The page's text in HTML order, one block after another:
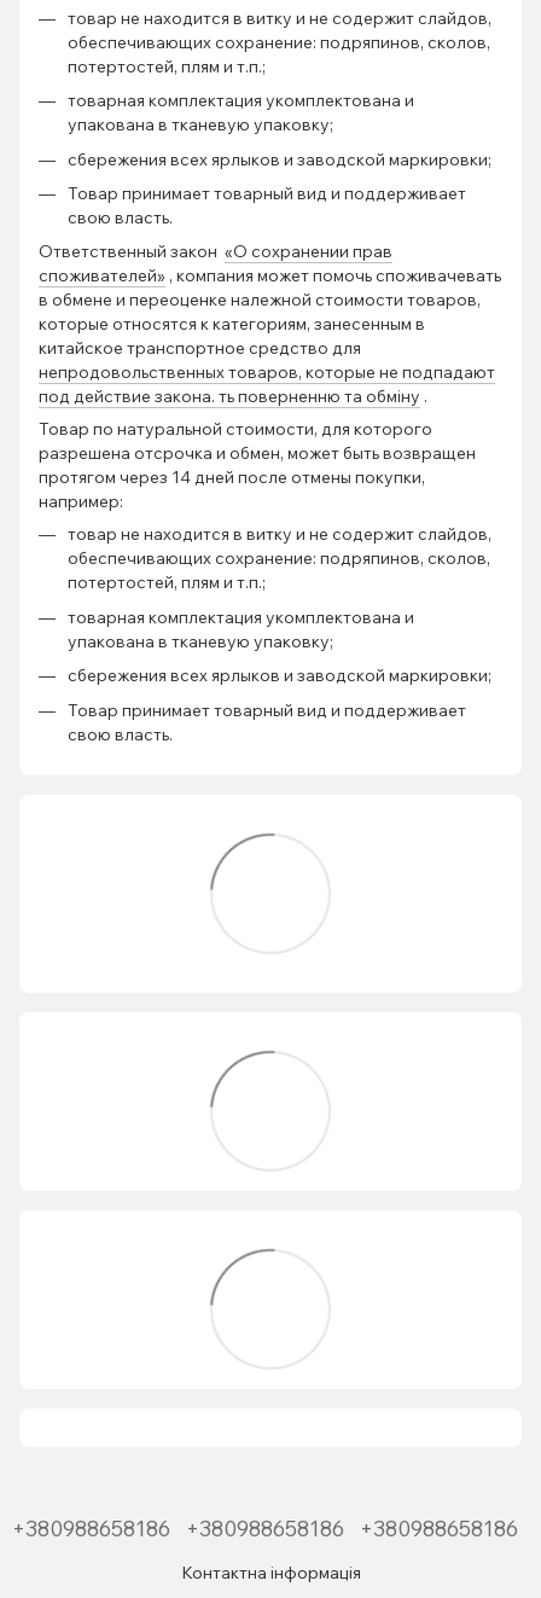
товар не находится в витку и не содержит слайдов,
обеспечивающих сохранение: подряпинов, сколов,
потертостей, плям и т.п.;
товарная комплектация укомплектована и
упакована в тканевую упаковку;
сбережения всех ярлыков и заводской маркировки;
Товар принимает товарный вид и поддерживает
свою власть.
Ответственный закон «О сохранении прав
споживателей» , компания может помочь споживачевать
в обмене и переоценке належной стоимости товаров,
которые относятся к категориям, занесенным в
китайское транспортное средство для
непродовольственных товаров, которые не подпадают
под действие закона. ть поверненню та обміну .
Товар по натуральной стоимости, для которого
разрешена отсрочка и обмен, может быть возвращен
протягом через 14 дней после отмены покупки,
например:
товар не находится в витку и не содержит слайдов,
обеспечивающих сохранение: подряпинов, сколов,
потертостей, плям и т.п.;
товарная комплектация укомплектована и
упакована в тканевую упаковку;
сбережения всех ярлыков и заводской маркировки;
Товар принимает товарный вид и поддерживает
свою власть.
+380988658186 +380988658186 +380988658186
Контактна інформація